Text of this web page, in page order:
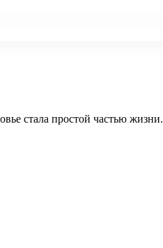
стала простой частью жизни.